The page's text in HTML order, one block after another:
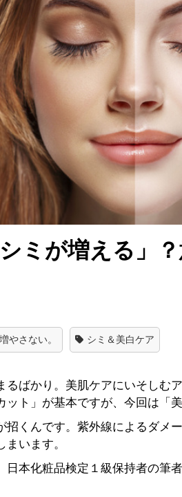
ミが増える」
やさない。 シミ＆美白ケア
るばかり。美肌ケアにいそしむ
ト」が基本ですが、今回は「
招くんです。紫外線によるダメ
います。
本化粧品検定１級保持者の筆